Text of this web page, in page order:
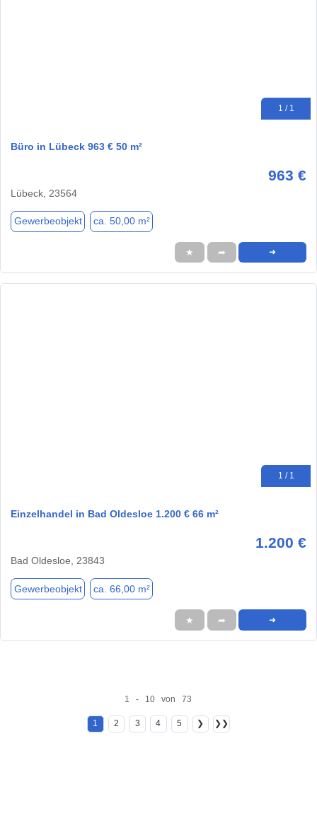
1 / 1
Büro in Lübeck 963 € 50 m²
963 €
Lübeck, 23564
Gewerbeobjekt ca. 50,00 m²
★ ➦ ➜
1 / 1
Einzelhandel in Bad Oldesloe 1.200 € 66 m²
1.200 €
Bad Oldesloe, 23843
Gewerbeobjekt ca. 66,00 m²
★ ➦ ➜
1 - 10 von 73
1 2 3 4 5 ❯ ❯❯